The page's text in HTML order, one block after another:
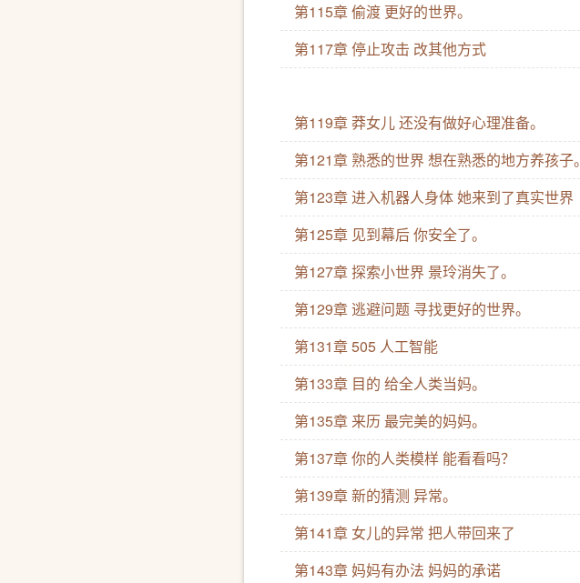
第115章 偷渡 更好的世界。
第117章 停止攻击 改其他方式
第119章 莽女儿 还没有做好心理准备。
第121章 熟悉的世界 想在熟悉的地方养孩子。
第123章 进入机器人身体 她来到了真实世界
第125章 见到幕后 你安全了。
第127章 探索小世界 景玲消失了。
第129章 逃避问题 寻找更好的世界。
第131章 505 人工智能
第133章 目的 给全人类当妈。
第135章 来历 最完美的妈妈。
第137章 你的人类模样 能看看吗？
第139章 新的猜测 异常。
第141章 女儿的异常 把人带回来了
第143章 妈妈有办法 妈妈的承诺